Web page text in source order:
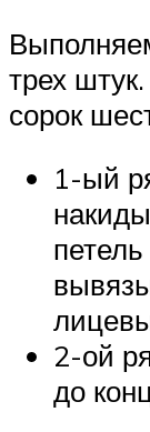
трех
сорок
1-ый
2-ой
до